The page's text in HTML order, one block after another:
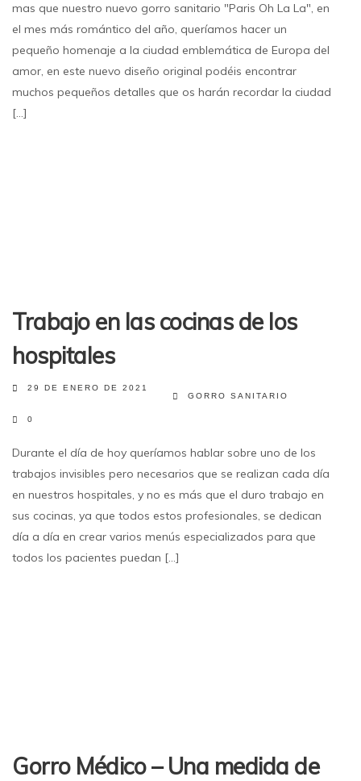
mas que nuestro nuevo gorro sanitario "Paris Oh La La", en
el mes más romántico del año, queríamos hacer un
pequeño homenaje a la ciudad emblemática de Europa del
amor, en este nuevo diseño original podéis encontrar
muchos pequeños detalles que os harán recordar la ciudad
[...]
Trabajo en las cocinas de los
hospitales
29 DE ENERO DE 2021
GORRO SANITARIO
0
Durante el día de hoy queríamos hablar sobre uno de los
trabajos invisibles pero necesarios que se realizan cada día
en nuestros hospitales, y no es más que el duro trabajo en
sus cocinas, ya que todos estos profesionales, se dedican
día a día en crear varios menús especializados para que
todos los pacientes puedan [...]
Gorro Médico – Una medida de